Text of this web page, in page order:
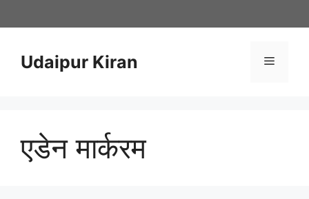
to
Udaipur Kiran Menu
एडेन मार्करम